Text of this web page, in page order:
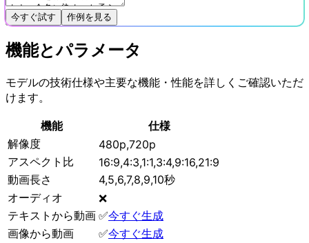
今すぐ試す 作例を見る
機能とパラメータ
モデルの技術仕様や主要な機能・性能を詳しくご確認いただ
けます。
機能
仕様
解像度
480p,720p
アスペクト比
16:9,4:3,1:1,3:4,9:16,21:9
動画長さ
4,5,6,7,8,9,10秒
オーディオ
❌
テキストから動画 ✅今すぐ生成
画像から動画
✅今すぐ生成